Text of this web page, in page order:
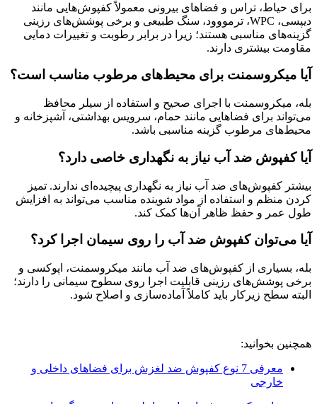
برای حیاط، تراس و فضاهای بیرونی معمولاً کفپوش‌هایی مانند
دیپسی، WPC، ترمووود، سنگ طبیعی و برخی پوشش‌های رزینی
گزینه‌های مناسبی هستند؛ زیرا در برابر رطوبت و تغییرات دمایی
مقاومت بیشتری دارند.
آیا میکروسمنت برای محیط‌های مرطوب مناسب است؟
بله، میکروسمنت با اجرای صحیح و استفاده از سیلر محافظ
می‌تواند برای فضاهایی مانند حمام، سرویس بهداشتی، آشپزخانه و
محیط‌های مرطوب گزینه مناسبی باشد.
آیا کفپوش ضد آب نیاز به نگهداری خاصی دارد؟
بیشتر کفپوش‌های ضد آب نیاز به نگهداری پیچیده‌ای ندارند. تمیز
کردن منظم و استفاده از مواد شوینده مناسب می‌تواند به افزایش
طول عمر و حفظ ظاهر آن‌ها کمک کند.
آیا می‌توان کفپوش ضد آب را روی سیمان اجرا کرد؟
بله، بسیاری از کفپوش‌های ضد آب مانند میکروسمنت، اپوکسی و
برخی پوشش‌های رزینی قابلیت اجرا روی سطوح سیمانی را دارند؛
البته سطح زیرکار باید کاملاً آماده‌سازی و اصلاح شود.
همچنین بخوانید:
معرفی 7 نوع کفپوش ضد لغزش برای فضاهای داخلی و
خارجی